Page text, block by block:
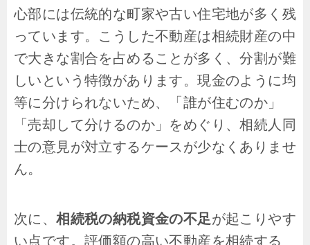
心部には伝統的な町家や古い住宅地が多く残
っています。こうした不動産は相続財産の中
で大きな割合を占めることが多く、分割が難
しいという特徴があります。現金のように均
等に分けられないため、「誰が住むのか」
「売却して分けるのか」をめぐり、相続人同
士の意見が対立するケースが少なくありませ
ん。
次に、相続税の納税資金の不足が起こりやす
い点です。評価額の高い不動産を相続する